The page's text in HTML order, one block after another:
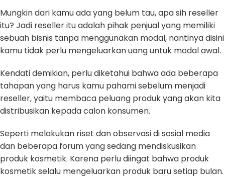
Mungkin dari kamu ada yang belum tau, apa sih reseller
itu? Jadi reseller itu adalah pihak penjual yang memiliki
sebuah bisnis tanpa menggunakan modal, nantinya disini
kamu tidak perlu mengeluarkan uang untuk modal awal.
Kendati demikian, perlu diketahui bahwa ada beberapa
tahapan yang harus kamu pahami sebelum menjadi
reseller, yaitu membaca peluang produk yang akan kita
distribusikan kepada calon konsumen.
Seperti melakukan riset dan observasi di sosial media
dan beberapa forum yang sedang mendiskusikan
produk kosmetik. Karena perlu diingat bahwa produk
kosmetik selalu mengeluarkan produk baru setiap bulan.